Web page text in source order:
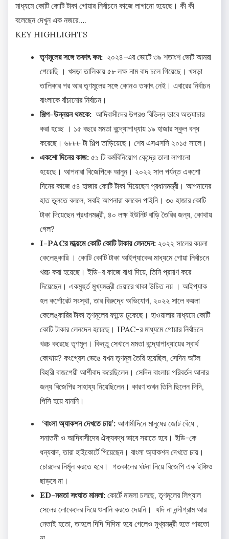
মাধ্যমে কোটি কোটি টাকা গোয়ার নির্বাচনে কাজে লাগানো হয়েছে। কী কী
বলেছেন দেখুন এক নজরে….
KEY HIGHLIGHTS
তৃণমূলের সঙ্গে তফাৎ কম: ২০২৪-এর ভোটে ৩৯ শতাংশ ভোট আমরা
পেয়েছি । খসড়া তালিকায় ৫৮ লক্ষ নাম বাদ চলে গিয়েছে। খসড়া
তালিকার পর আর তৃণমূলের সঙ্গে কোনও তফাৎ নেই। এবারের নির্বাচন
বাংলাকে বাঁচানোর নির্বাচন।
শিল্প-উন্নয়ন থমকে: আদিবাসীদের উপরও বিভিন্ন ভাবে অত্যাচার
করা হচ্ছে । ১৫ বছরে মমতা বন্দ্যোপাধ্যায় ১৯ হাজার স্কুল বন্ধ
করেছে। ৬৮৮৮ টা শিল্প তাড়িয়েছে। শেষ এসএসসি ২০১৫ সালে।
একশো দিনের কাজ: ৫১ টি কর্মবিনিয়োগ কেন্দ্রে তালা লাগানো
হয়েছে। আপনারা বিজেপিকে আনুন। ২০২২ সাল পর্যন্ত একশো
দিনের কাজে ৫৪ হাজার কোটি টাকা দিয়েছেন প্রধানমন্ত্রী। আপনাদের
হাত তুলতে বললে, সবাই আপনারা বলবেন পাইনি। ৩০ হাজার কোটি
টাকা দিয়েছেন প্রধানমন্ত্রী, ৪০ লক্ষ ইউনিট বাড়ি তৈরির জন্য, কোথায়
গেল?
I-PACর মাধ্য়মে কোটি কোটি টাকার লেনদেন: ২০২২ সালের কয়লা
কেলেঙ্কারি । কোটি কোটি টাকা আইপ্যাকের মাধ্যমে গোয়া নির্বাচনে
খরচ করা হয়েছে। ইডি-র কাজে বাধা দিয়ে, তিনি প্রমাণ করে
দিয়েছেন। একমুহুর্ত মুখ্যমন্ত্রী চেয়ারে থাকা উচিত নয় । আইপ্যাক
হল কর্পোরেট সংস্থা, তার বিরুদ্ধে অভিযোগ, ২০২২ সালে কয়লা
কেলেঙ্কারির টাকা তৃণমূলের ফান্ডে ঢুকেছে। হাওয়ালার মাধ্যমে কোটি
কোটি টাকার লেনদেন হয়েছে। IPAC-র মাধ্যমে গোয়ার নির্বাচনে
খরচ করেছে তৃণমূল। কিন্তু সেখানে মমতা বন্দ্যোপাধ্যায়ের স্বার্থ
কোথায়? কংগ্রেস ভেঙে যখন তৃণমূল তৈরি হয়েছিল, সেদিন অটল
বিহারী বাজপেয়ী আর্শীবাদ করেছিলেন। সেদিন বাংলায় পরিবর্তন আনার
জন্য বিজেপির সাহায্য নিয়েছিলেন। কারণ তখন তিনি ছিলেন দিদি,
পিসি হয়ে যাননি।
‘বাংলা অ্যাকশন দেখতে চায়’: আগামীদিনে মানুষের জোট বেঁধে ,
সনাতনী ও আদিবাসীদের ঐক্যবদ্ধ ভাবে সরাতে হবে। ইডি-কে
ধন্যবাদ, তারা হাইকোর্টে গিয়েছেন। বাংলা অ্যাকশন দেখতে চায়।
চোরদের নির্মূল করতে হবে। গতকালের ঘটনা নিয়ে বিজেপি এক ইঞ্চিও
ছাড়বে না।
ED-মমতা সংঘাত মামলা: কোর্টে মামলা চলছে, তৃণমূলের লিগ্যাল
সেলের লোকেদের দিয়ে শুনানি করতে দেয়নি। যদি না নন্দীগ্রাম আর
নেতাই হতো, তাহলে দিদি দিদিমা হয়ে গেলেও মুখ্যমন্ত্রী হতে পারতো